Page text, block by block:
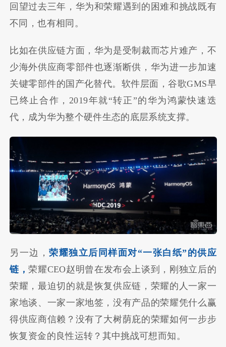
回望过去三年，华为和荣耀遇到的困难和挑战既有
不同，也有相同。
比如在供应链方面，华为是受制裁而芯片难产，不
少海外供应商零部件也逐渐断供，华为进一步加速
关键零部件的国产化替代。软件层面，谷歌GMS早
已终止合作，2019年就“转正”的华为鸿蒙快速迭
代，成为华为整个硬件生态的底层系统支撑。
另一边，荣耀独立后同样面对“一张白纸”的供应
链，荣耀CEO赵明曾在发布会上谈到，刚独立后的
荣耀，最迫切的就是恢复供应链，荣耀的人一家一
家地谈、一家一家地签，没有产品的荣耀凭什么赢
得供应商信赖？没有了大树荫庇的荣耀如何一步步
恢复资金的良性运转？其中挑战可想而知。